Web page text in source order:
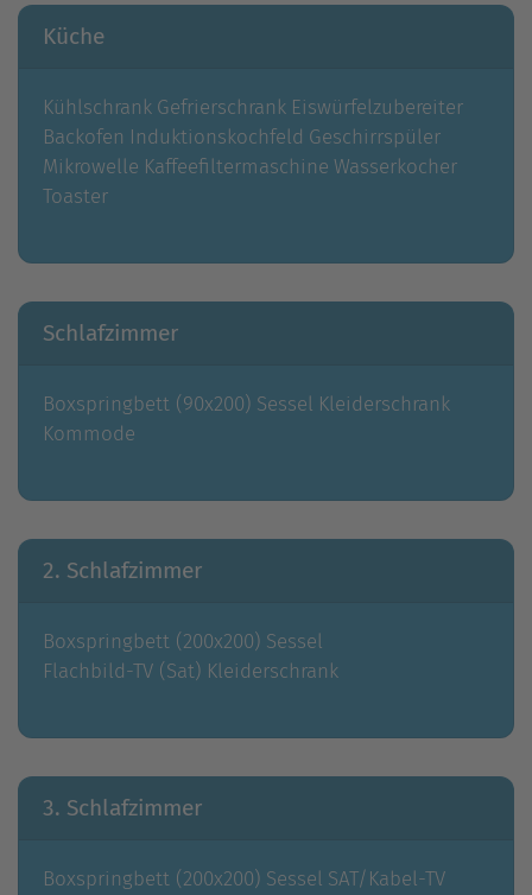
Küche
Kühlschrank Gefrierschrank Eiswürfelzubereiter
Backofen Induktionskochfeld Geschirrspüler
Mikrowelle Kaffeefiltermaschine Wasserkocher
Toaster
Schlafzimmer
Boxspringbett (90x200) Sessel Kleiderschrank
Kommode
2. Schlafzimmer
Boxspringbett (200x200) Sessel
Flachbild-TV (Sat) Kleiderschrank
3. Schlafzimmer
Boxspringbett (200x200) Sessel SAT/Kabel-TV